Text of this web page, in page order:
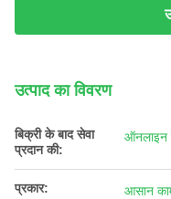
उत्पाद का विवरण
बिक्री के बाद सेवा
प्रदान की:
ऑनलाइन
प्रकार: आसान